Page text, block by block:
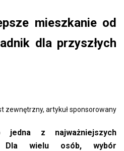
mieszkanie od
dla przyszłych
zewnętrzny, artykuł sponsorowany
jedna z najważniejszych
wielu osób, wybór